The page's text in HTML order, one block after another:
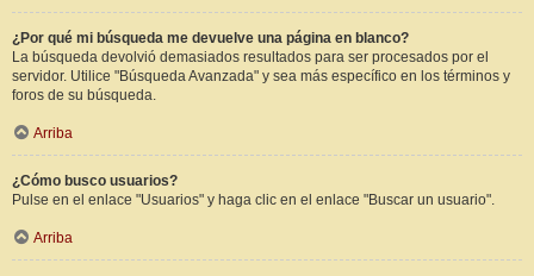
¿Por qué mi búsqueda me devuelve una página en blanco?
La búsqueda devolvió demasiados resultados para ser procesados por el
servidor. Utilice "Búsqueda Avanzada" y sea más específico en los términos y
foros de su búsqueda.
Arriba
¿Cómo busco usuarios?
Pulse en el enlace "Usuarios" y haga clic en el enlace "Buscar un usuario".
Arriba